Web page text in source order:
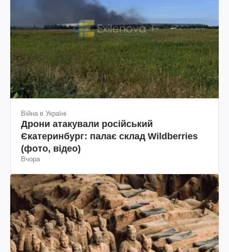
Війна в Україні
Дрони атакували російський
Єкатеринбург: палає склад Wildberries
(фото, відео)
Вчора